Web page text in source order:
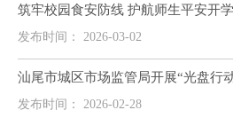
筑牢校园食安防线 护航师生平安开学
发布时间： 2026-03-02
汕尾市城区市场监管局开展“光盘行
发布时间： 2026-02-28